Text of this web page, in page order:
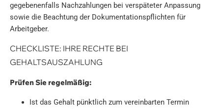
gegebenenfalls Nachzahlungen bei verspäteter Anpassung
sowie die Beachtung der Dokumentationspflichten für
Arbeitgeber.
CHECKLISTE: IHRE RECHTE BEI
GEHALTSAUSZAHLUNG
Prüfen Sie regelmäßig:
Ist das Gehalt pünktlich zum vereinbarten Termin